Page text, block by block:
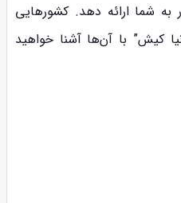
شما ارائه دهد. کشورهایی
کیش” با آن‌ها آشنا خواهید